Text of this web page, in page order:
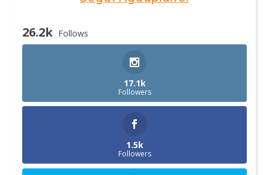
26.2k Follows
17.1k
Followers
1.5k
Followers